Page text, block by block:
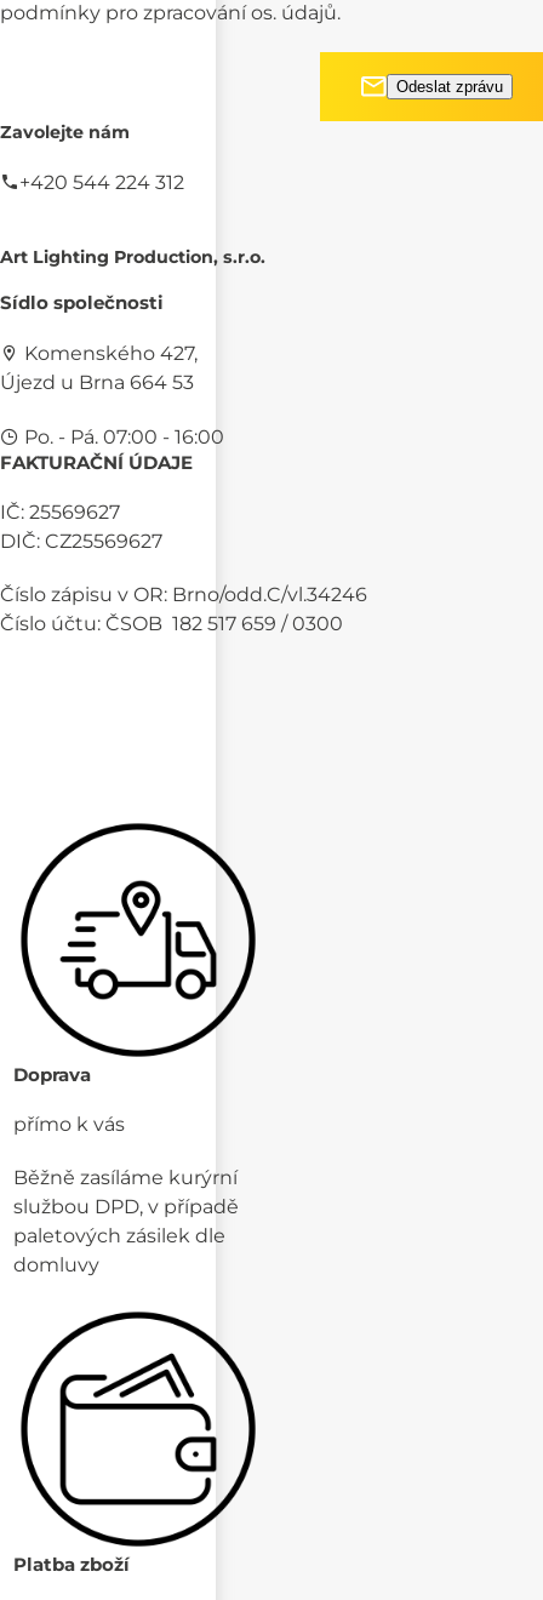
podmínky pro zpracování os. údajů.
Zavolejte nám
+420 544 224 312
Art Lighting Production, s.r.o.
Sídlo společnosti
Komenského 427,
Újezd u Brna 664 53
Po. - Pá. 07:00 - 16:00
FAKTURAČNÍ ÚDAJE
IČ: 25569627
DIČ: CZ25569627
Číslo zápisu v OR: Brno/odd.C/vl.34246
Číslo účtu: ČSOB 182 517 659 / 0300
Doprava
přímo k vás
Běžně zasíláme kurýrní
službou DPD, v případě
paletových zásilek dle
domluvy
Platba zboží